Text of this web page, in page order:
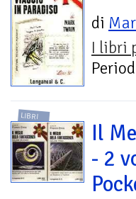
di
I libri
LIBRI
Il
- 2